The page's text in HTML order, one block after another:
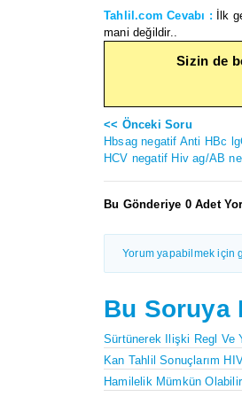
Tahlil.com Cevabı :
İlk
mani değildir..
Sizin de
<< Önceki Soru
Hbsag negatif Anti HBc
HCV negatif Hiv ag/AB
Bu Gönderiye 0 Adet
Yorum yapabilmek için
Bu Soruya
Sürtünerek Ilişki Regl Ve
Kan Tahlil Sonuçlarım
Hamilelik Mümkün